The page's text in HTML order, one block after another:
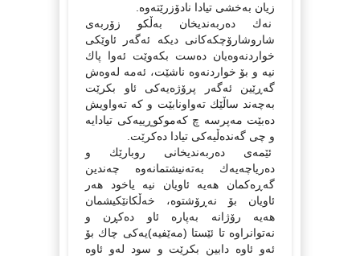
زیان بەخشی تیادا نادۆزرێتەوە.
نەك دەربەندیخان بەڵكو زۆربەی
شاروشارۆچكەكانی دیكە ئەگەر ئاوێكی
خواردنەوەیان دەست بكەوێت ئەوا پاك
نیە و بۆ خواردنەوە ناشێت، ئەمە لەوەش
گەڕێین ئەگەر پرۆژەیەكی ئاو بكرێت
بەچەند ساڵێك تەواونابێت و كە تەواویش
دەبێت مەپرسە چ كەموكوڕییەكی تیادایە
و چی گەندەڵیەكی تیادا دەكرێت.
ئێمەی دەربەندیخانی روبارێك و
دەریاچەیەك بەتەنیشتمانەوە چەندین
گەڕەكمان هەیە ئاویان نیە یاخود هەر
ئاویان بۆ نەڕۆشتوە، خەڵكانێكیشمان
هەیە رۆژانە بەپارە ئاو دەكڕن و
نەتوانراوە تا ئێستا (مەێفیە)یەكی چاك بۆ
ئەو ئاوە دابین بكرێت و سود لەو ئاوە